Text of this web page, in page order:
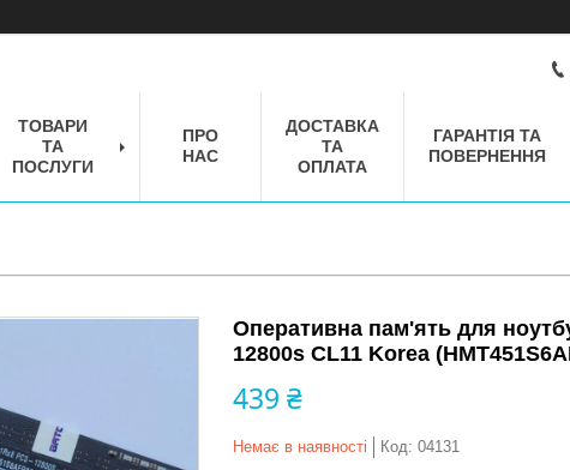
ТОВАРИ
ТА
ПОСЛУГИ
ПРО
НАС
ДОСТАВКА
ТА
ОПЛАТА
ГАРАНТІЯ ТА
ПОВЕРНЕННЯ
Оперативна пам'ять для
12800s CL11 Korea
439 ₴
Немає в наявності Код: 04131